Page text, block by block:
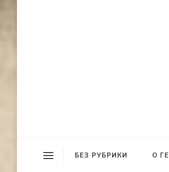
БЕЗ РУБРИКИ О